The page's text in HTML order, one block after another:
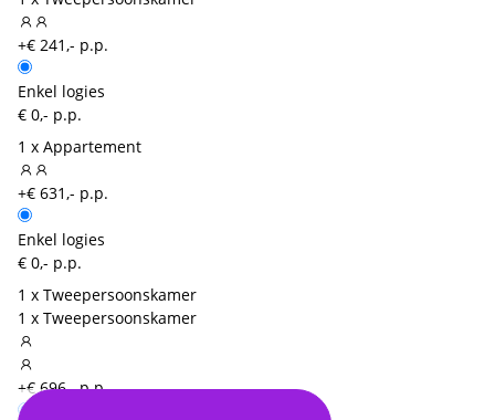
+€ 241,- p.p.
Enkel logies
€ 0,- p.p.
1 x Appartement
+€ 631,- p.p.
Enkel logies
€ 0,- p.p.
1 x Tweepersoonskamer
1 x Tweepersoonskamer
+€ 696,- p.p.